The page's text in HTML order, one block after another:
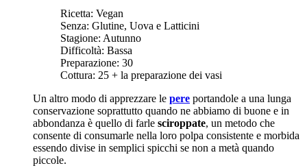
Ricetta: Vegan
Senza: Glutine, Uova e Latticini
Stagione: Autunno
Difficoltà: Bassa
Preparazione: 30
Cottura: 25 + la preparazione dei vasi
Un altro modo di apprezzare le pere portandole a una lunga
conservazione soprattutto quando ne abbiamo di buone e in
abbondanza è quello di farle sciroppate, un metodo che
consente di consumarle nella loro polpa consistente e morbida
essendo divise in semplici spicchi se non a metà quando
piccole.